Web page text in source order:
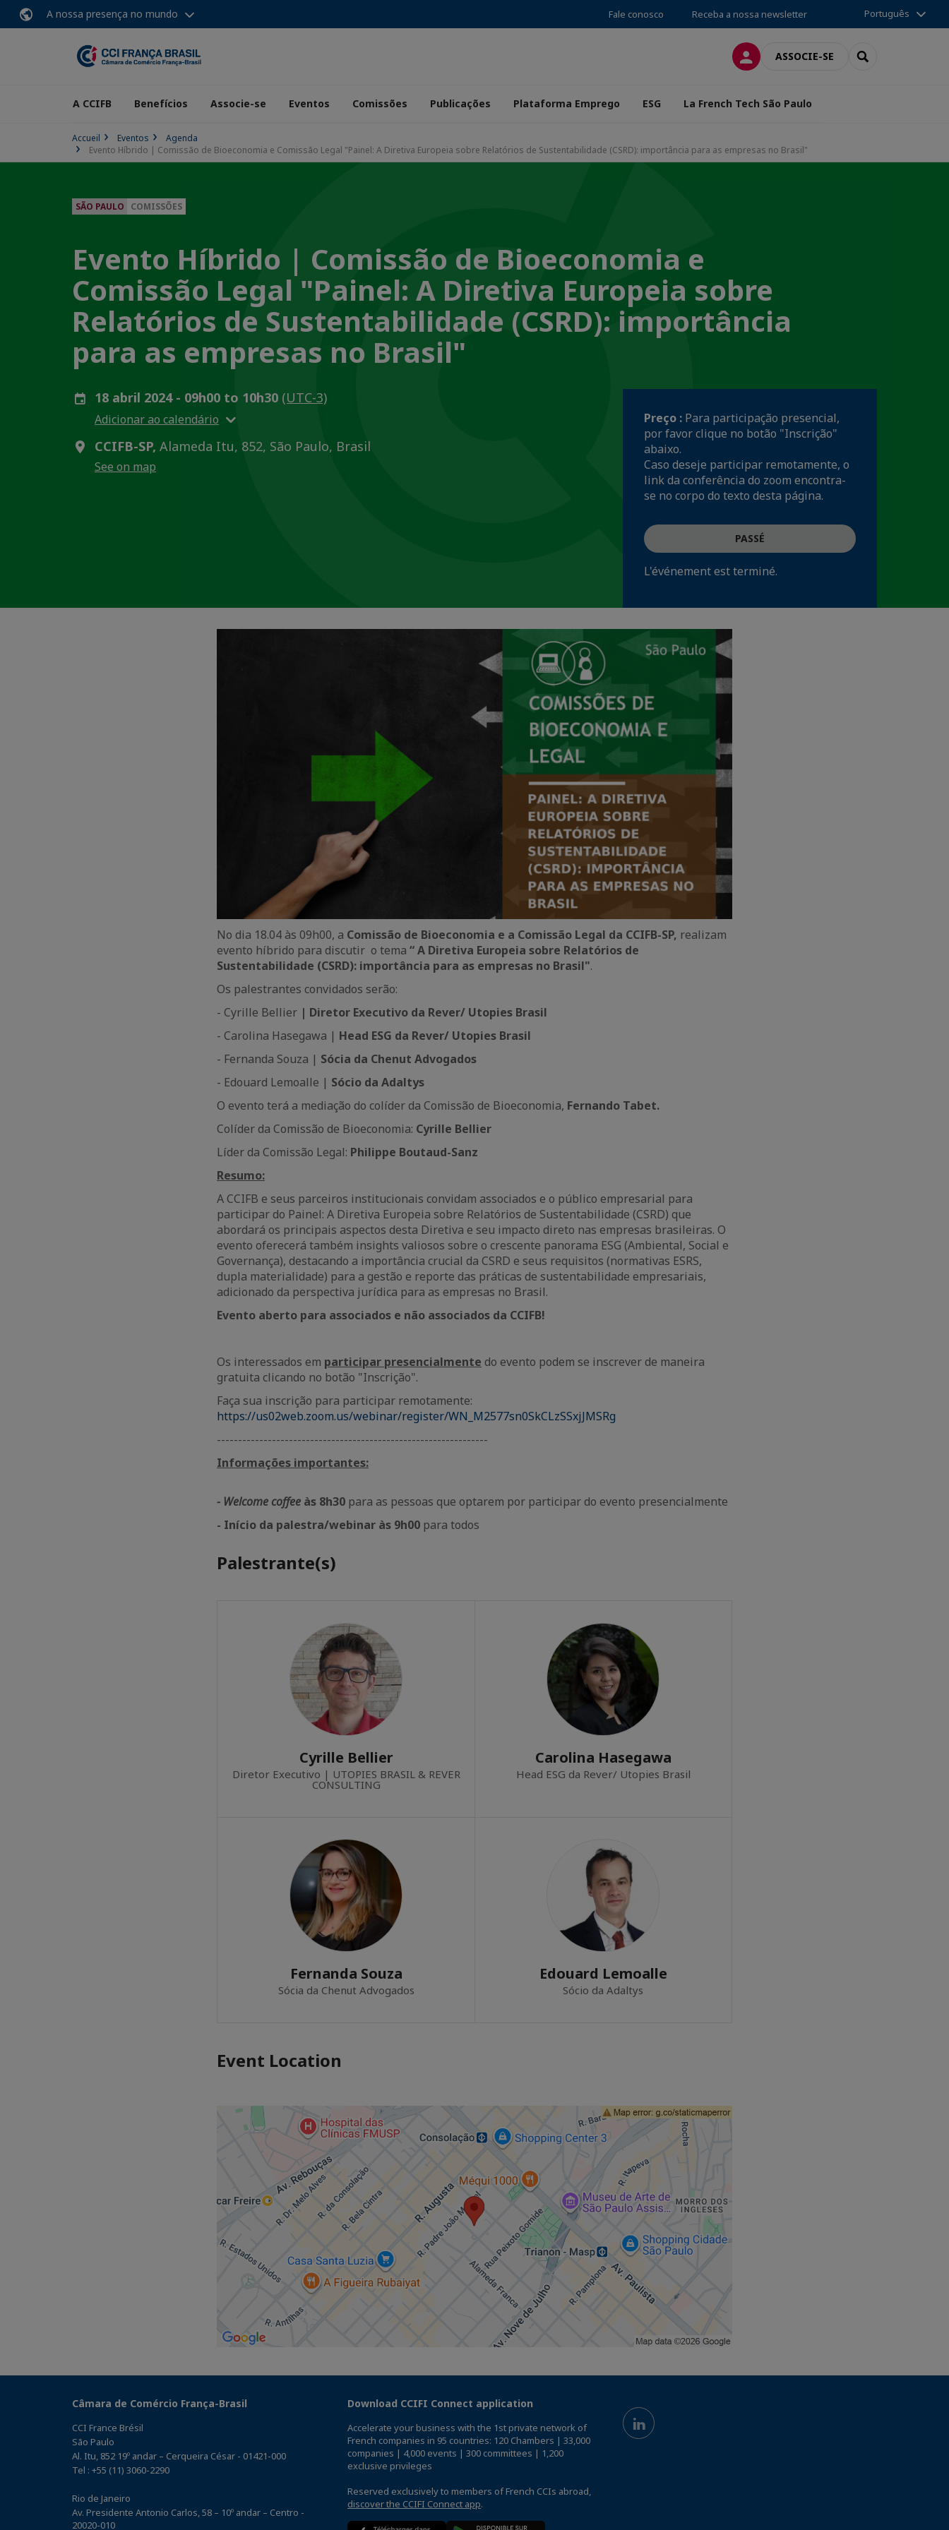
A nossa presença no mundo Fale conosco Receba a nossa newsletter Português
CONEXÃOASSOCIE-SE SEARCH
A CCIFB Benefícios Associe-se Eventos Comissões Publicações Plataforma Emprego ESG La French Tech São Paulo
Accueil Eventos
Agenda
Evento Híbrido | Comissão de Bioeconomia e Comissão Legal "Painel: A Diretiva Europeia sobre Relatórios de Sustentabilidade (CSRD): importância para as empresas no Brasil"
SÃO PAULO COMISSÕES
Evento Híbrido | Comissão de Bioeconomia e
Comissão Legal "Painel: A Diretiva Europeia sobre
Relatórios de Sustentabilidade (CSRD): importância
para as empresas no Brasil"
18 abril 2024 - 09h00 to 10h30 (UTC-3)
Adicionar ao calendário
CCIFB-SP, Alameda Itu, 852, São Paulo, Brasil
See on map
Preço : Para participação presencial,
por favor clique no botão "Inscrição"
abaixo.
Caso deseje participar remotamente, o
link da conferência do zoom encontra-
se no corpo do texto desta página.
PASSÉ
L'événement est terminé.
No dia 18.04 às 09h00, a Comissão de Bioeconomia e a Comissão Legal da CCIFB-SP, realizam
evento híbrido para discutir o tema “A Diretiva Europeia sobre Relatórios de
Sustentabilidade (CSRD): importância para as empresas no Brasil".
Os palestrantes convidados serão:
- Cyrille Bellier | Diretor Executivo da Rever/ Utopies Brasil
- Carolina Hasegawa | Head ESG da Rever/ Utopies Brasil
- Fernanda Souza | Sócia da Chenut Advogados
- Edouard Lemoalle | Sócio da Adaltys
O evento terá a mediação do colíder da Comissão de Bioeconomia, Fernando Tabet.
Colíder da Comissão de Bioeconomia: Cyrille Bellier
Líder da Comissão Legal: Philippe Boutaud-Sanz
Resumo:
A CCIFB e seus parceiros institucionais convidam associados e o público empresarial para
participar do Painel: A Diretiva Europeia sobre Relatórios de Sustentabilidade (CSRD) que
abordará os principais aspectos desta Diretiva e seu impacto direto nas empresas brasileiras. O
evento oferecerá também insights valiosos sobre o crescente panorama ESG (Ambiental, Social e
Governança), destacando a importância crucial da CSRD e seus requisitos (normativas ESRS,
dupla materialidade) para a gestão e reporte das práticas de sustentabilidade empresariais,
adicionado da perspectiva jurídica para as empresas no Brasil.
Evento aberto para associados e não associados da CCIFB!
Os interessados em participar presencialmente do evento podem se inscrever de maneira
gratuita clicando no botão "Inscrição".
Faça sua inscrição para participar remotamente:
https://us02web.zoom.us/webinar/register/WN_M2577sn0SkCLzSSxjJMSRg
----------------------------------------------------------------
Informações importantes:
- Welcome coffee às 8h30 para as pessoas que optarem por participar do evento presencialmente
- Início da palestra/webinar às 9h00 para todos
Palestrante(s)
Cyrille Bellier
Diretor Executivo | UTOPIES BRASIL & REVER
CONSULTING
Carolina Hasegawa
Head ESG da Rever/ Utopies Brasil
Fernanda Souza
Sócia da Chenut Advogados
Edouard Lemoalle
Sócio da Adaltys
Event Location
Câmara de Comércio França-Brasil
CCI France Brésil
São Paulo
Al. Itu, 852 19º andar – Cerqueira César - 01421-000
Tel : +55 (11) 3060-2290
Rio de Janeiro
Av. Presidente Antonio Carlos, 58 – 10º andar – Centro -
20020-010
Download CCIFI Connect application
Accelerate your business with the 1st private network of
French companies in 95 countries: 120 Chambers | 33,000
companies | 4,000 events | 300 committees | 1,200
exclusive privileges
Reserved exclusively to members of French CCIs abroad,
discover the CCIFI Connect app.